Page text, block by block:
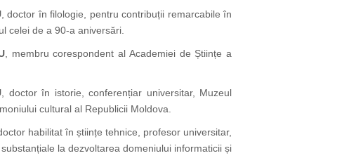
, doctor în filologie, pentru contribuții remarcabile în
celei de a 90-a aniversări.
, membru corespondent al Academiei de Științe a
, doctor în istorie, conferențiar universitar, Muzeul
cultural al Republicii Moldova.
habilitat în științe tehnice, profesor universitar,
la dezvoltarea domeniului informaticii și